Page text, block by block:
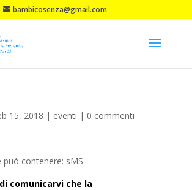
bambicosenza@gmail.com
15, 2018 | eventi | 0 commenti
comunicarvi che la